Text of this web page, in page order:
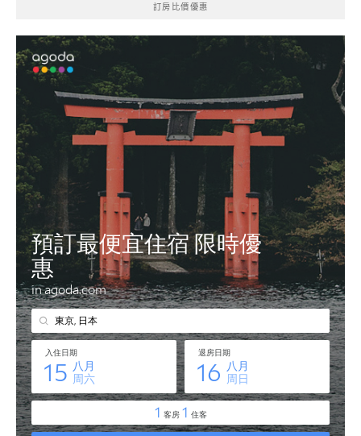
訂房比價優惠